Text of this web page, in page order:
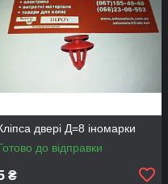
двері Д=8 іномарки
до відправки
₴